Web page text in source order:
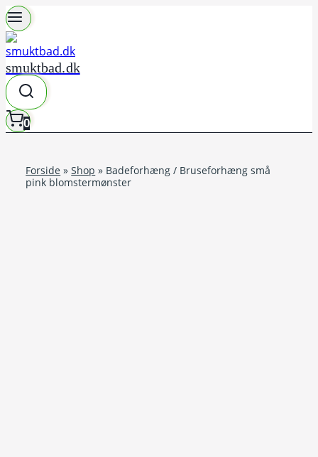
Fortsæt
til
indhold
smuktbad.dk
0
Forside »Shop » Badeforhæng / Bruseforhæng små
pink blomstermønster